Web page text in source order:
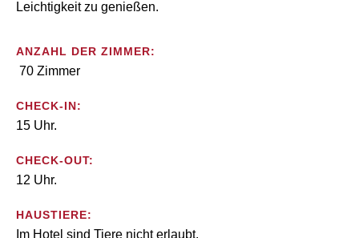
Leichtigkeit zu genießen.
ANZAHL DER ZIMMER:
70 Zimmer
CHECK-IN:
15 Uhr.
CHECK-OUT:
12 Uhr.
HAUSTIERE:
Im Hotel sind Tiere nicht erlaubt.